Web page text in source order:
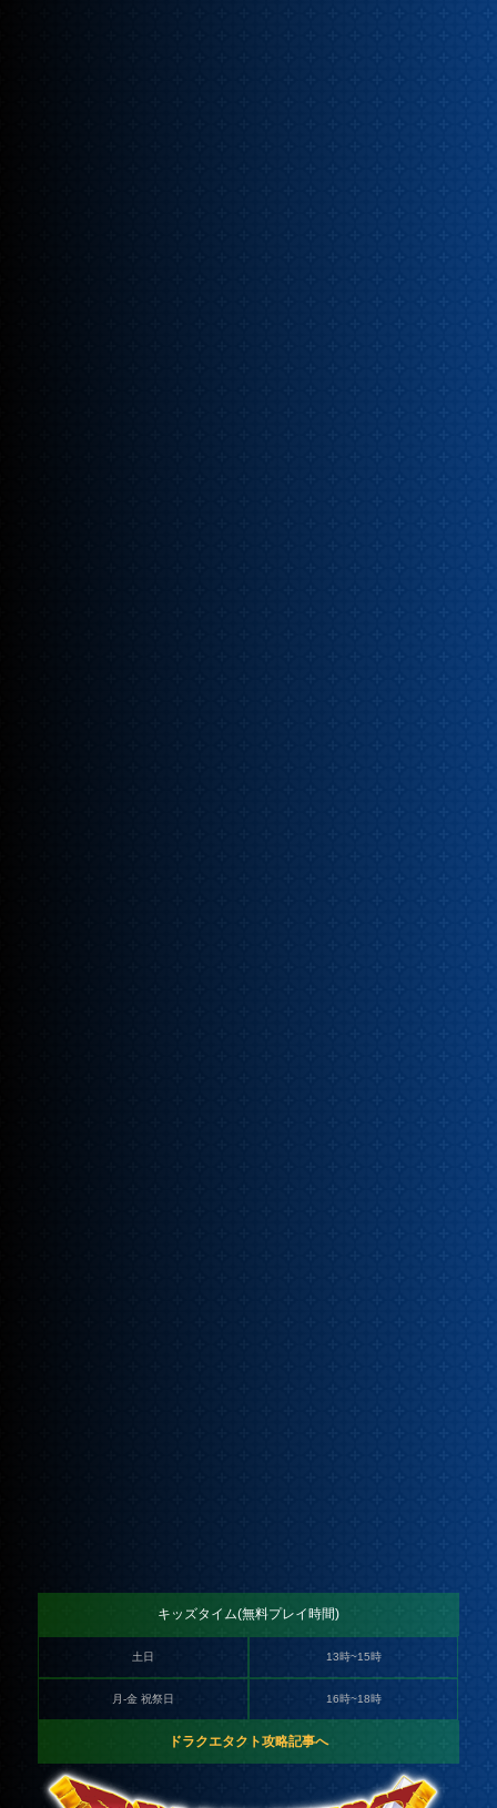
キッズタイム(無料プレイ時間)
土日 13時~15時
月-金 祝祭日 16時~18時
ドラクエタクト攻略記事へ